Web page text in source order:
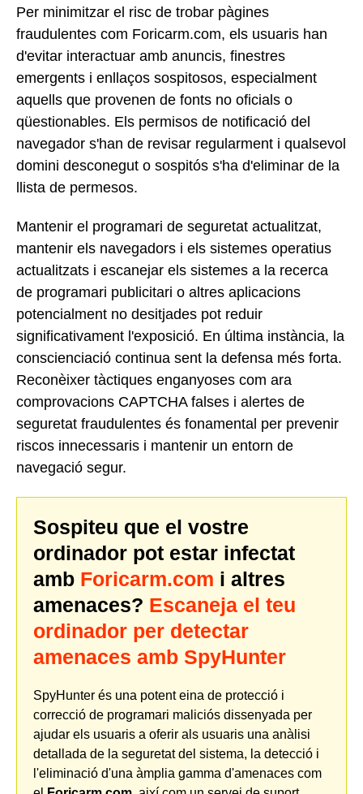
Per minimitzar el risc de trobar pàgines
fraudulentes com Foricarm.com, els usuaris han
d'evitar interactuar amb anuncis, finestres
emergents i enllaços sospitosos, especialment
aquells que provenen de fonts no oficials o
qüestionables. Els permisos de notificació del
navegador s'han de revisar regularment i qualsevol
domini desconegut o sospitós s'ha d'eliminar de la
llista de permesos.
Mantenir el programari de seguretat actualitzat,
mantenir els navegadors i els sistemes operatius
actualitzats i escanejar els sistemes a la recerca
de programari publicitari o altres aplicacions
potencialment no desitjades pot reduir
significativament l'exposició. En última instància, la
conscienciació continua sent la defensa més forta.
Reconèixer tàctiques enganyoses com ara
comprovacions CAPTCHA falses i alertes de
seguretat fraudulentes és fonamental per prevenir
riscos innecessaris i mantenir un entorn de
navegació segur.
Sospiteu que el vostre
ordinador pot estar infectat
amb Foricarm.com i altres
amenaces? Escaneja el teu
ordinador per detectar
amenaces amb SpyHunter
SpyHunter és una potent eina de protecció i
correcció de programari maliciós dissenyada per
ajudar els usuaris a oferir als usuaris una anàlisi
detallada de la seguretat del sistema, la detecció i
l'eliminació d'una àmplia gamma d'amenaces com